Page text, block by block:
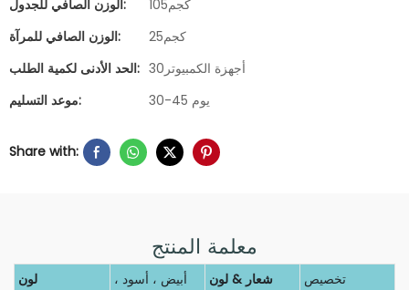
الوزن الصافي للجدول:
كجم105
الوزن الصافي للمرآة:
كجم25
الحد الأدنى لكمية الطلب:
أجهزة الكمبيوتر30
موعد التسليم:
30-45 يوم
Share with:
معلمة المنتج
لون
أبيض ، أسود ،
شعار & لون تخصيص